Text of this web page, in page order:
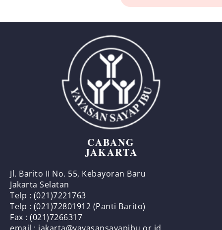
CABANG
JAKARTA
Jl. Barito II No. 55, Kebayoran Baru
Jakarta Selatan
Telp : (021)7221763
Telp : (021)72801912 (Panti Barito)
Fax : (021)7266317